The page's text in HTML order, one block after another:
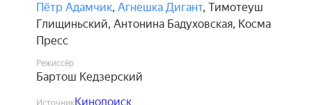
Пётр Адамчик, Агнешка Дигант, Тимотеуш
Глищиньский, Антонина Бадуховская, Косма
Пресс
Режиссёр
Бартош Кедзерский
ИсточникКинопоиск